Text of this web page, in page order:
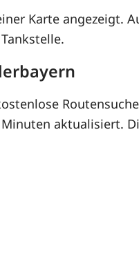
Karte angezeigt.
aktualisiert.